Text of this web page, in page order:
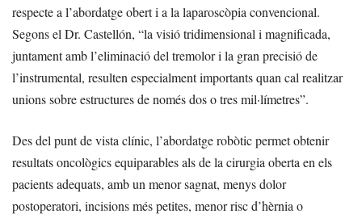
respecte a l’abordatge obert i a la laparoscòpia convencional.
Segons el Dr. Castellón, “la visió tridimensional i magnificada,
juntament amb l’eliminació del tremolor i la gran precisió de
l’instrumental, resulten especialment importants quan cal realitzar
unions sobre estructures de només dos o tres mil·límetres”.
Des del punt de vista clínic, l’abordatge robòtic permet obtenir
resultats oncològics equiparables als de la cirurgia oberta en els
pacients adequats, amb un menor sagnat, menys dolor
postoperatori, incisions més petites, menor risc d’hèrnia o